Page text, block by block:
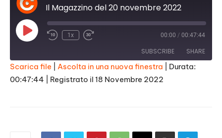
Il Magazzino del 20 novembre 2022
Play
Episode
1x 00:00 / 00:47:44
SUBSCRIBE SHARE
SHARE
Scarica file Ascolta in una nuova finestra
Durata:
00:47:44
Registrato il 18 Novembre 2022